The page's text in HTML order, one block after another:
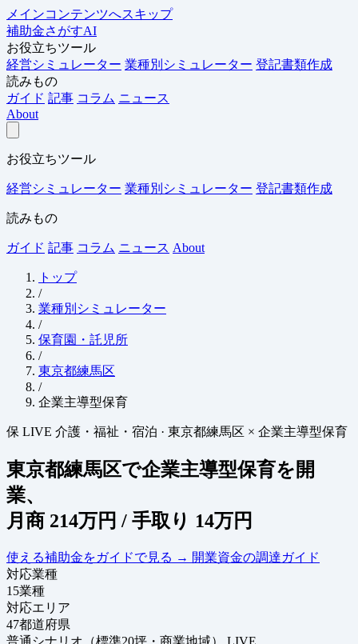
メインコンテンツへスキップ
補助金さがすAI
お役立ちツール
経営シミュレーター 業種別シミュレーター 登記書類作成
読みもの
ガイド 記事 コラム ニュース
About
お役立ちツール
経営シミュレーター 業種別シミュレーター 登記書類作成
読みもの
ガイド 記事 コラム ニュース About
トップ
/
業種別シミュレーター
/
保育園・託児所
/
東京都練馬区
/
企業主導型保育
保 LIVE 介護・福祉・宿泊 · 東京都練馬区 × 企業主導型保育
東京都練馬区で企業主導型保育を開
業、
月商 214万円 / 手取り 14万円
使える補助金をガイドで見る → 開業資金の調達ガイド
対応業種
15業種
対応エリア
47都道府県
普通シナリオ（標準20坪・商業地域）
LIVE